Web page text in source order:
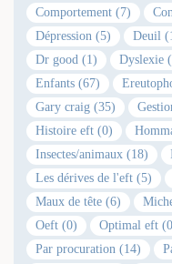
Comportement (7)
Dépression (5)
Deuil
Dr good (1)
Dyslexie
Enfants (67)
Gary craig (35)
Histoire eft (0)
Insectes/animaux (18)
Les dérives de l'eft (5)
Maux de tête (6)
Oeft (0)
Optimal eft
Par procuration (14)